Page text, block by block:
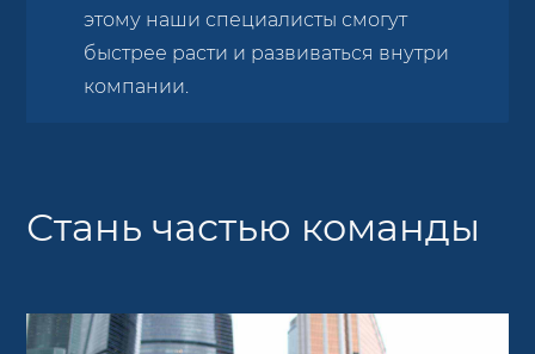
этому наши специалисты смогут
быстрее расти и развиваться внутри
компании.
Стань частью команды